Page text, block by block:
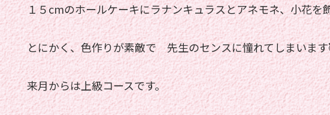
１５cmのホールケーキにラナンキュラスとアネモネ、小花を
とにかく、色作りが素敵で 先生のセンスに憧れてしまいま
来月からは上級コースです。